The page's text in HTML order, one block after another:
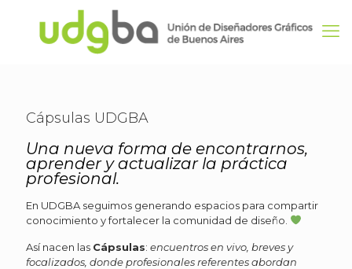
Cápsulas UDGBA
Una nueva forma de encontrarnos,
aprender y actualizar la práctica
profesional.
En UDGBA seguimos generando espacios para compartir
conocimiento y fortalecer la comunidad de diseño.
Así nacen las Cápsulas: encuentros en vivo, breves y
focalizados, donde profesionales referentes abordan